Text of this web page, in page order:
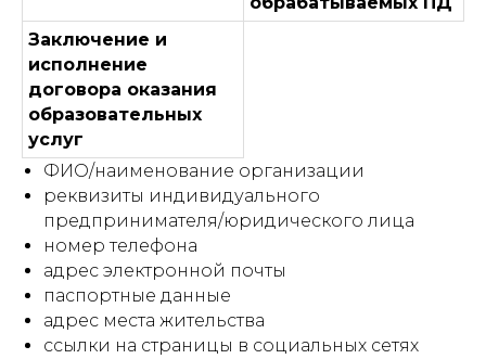
Заключение и
исполнение
договора оказания
образовательных
услуг
ФИО/наименование организации
реквизиты индивидуального
предпринимателя/юридического лица
номер телефона
адрес электронной почты
паспортные данные
адрес места жительства
ссылки на страницы в социальных сетях